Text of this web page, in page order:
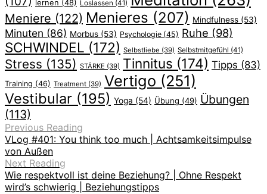
lernen (48) Loslassen (41)
Meniere (122) Menieres (207) Mindfulness (53)
Minuten (86) Morbus (53) Psychologie (45) Ruhe (98)
SCHWINDEL (172) Selbstliebe (39) Selbstmitgefühl (41)
Stress (135) STÄRKE (39) Tinnitus (174) Tipps (83)
Training (46) Treatment (39) Vertigo (251)
Vestibular (195) Yoga (54) Übung (49) Übungen
(113)
Previous Reading
VLog #401: You think too much | Achtsamkeitsimpulse
von Außen
Next Reading
Wie respektvoll ist deine Beziehung? | Ohne Respekt
wird’s schwierig | Beziehungstipps